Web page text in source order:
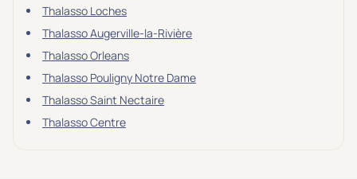
Thalasso Loches
Thalasso Augerville-la-Rivière
Thalasso Orleans
Thalasso Pouligny Notre Dame
Thalasso Saint Nectaire
Thalasso Centre